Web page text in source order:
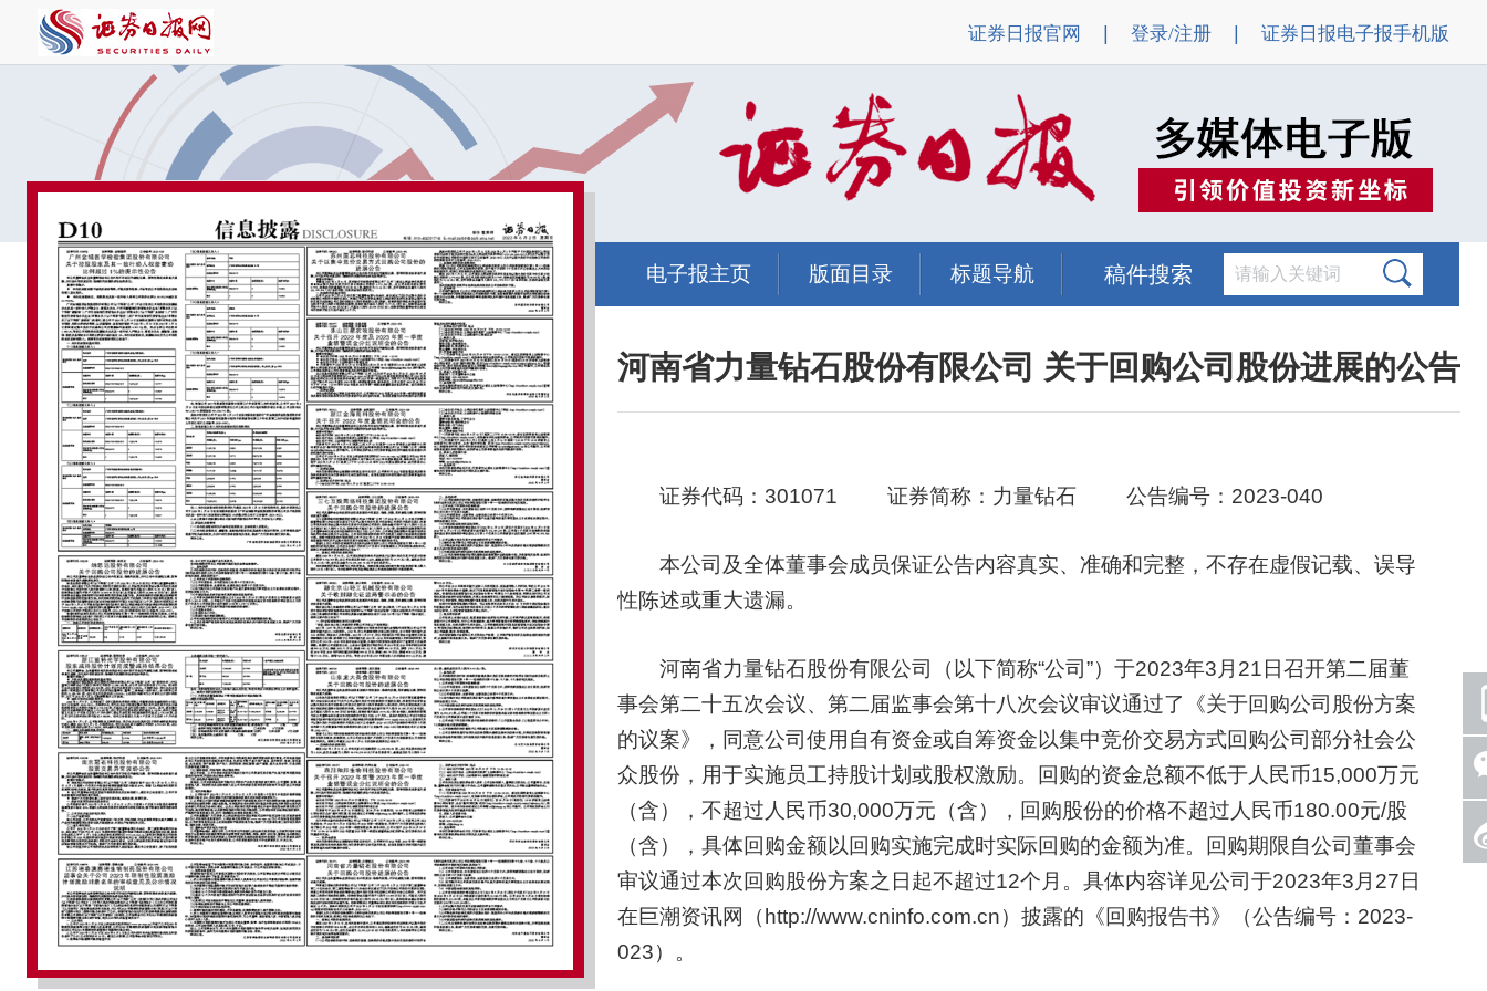
证券日报官网 登录/注册 证券日报电子报手机版
电子报主页 版面目录 标题导航 稿件搜索
河南省力量钻石股份有限公司 关于回购公司股份进展的公告
证券代码：301071 证券简称：力量钻石 公告编号：2023-040
本公司及全体董事会成员保证公告内容真实、准确和完整，不存在虚假记载、误导
性陈述或重大遗漏。
河南省力量钻石股份有限公司（以下简称“公司”）于2023年3月21日召开第二届董
事会第二十五次会议、第二届监事会第十八次会议审议通过了《关于回购公司股份方案
的议案》，同意公司使用自有资金或自筹资金以集中竞价交易方式回购公司部分社会公
众股份，用于实施员工持股计划或股权激励。回购的资金总额不低于人民币15,000万元
（含），不超过人民币30,000万元（含），回购股份的价格不超过人民币180.00元/股
（含），具体回购金额以回购实施完成时实际回购的金额为准。回购期限自公司董事会
审议通过本次回购股份方案之日起不超过12个月。具体内容详见公司于2023年3月27日
在巨潮资讯网（http://www.cninfo.com.cn）披露的《回购报告书》（公告编号：2023-
023）。